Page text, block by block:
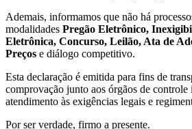
Ademais, informamos que não há
modalidades Pregão Eletrônico,
Eletrônica, Concurso, Leilão, Ata de
Preços e diálogo competitivo.
Esta declaração é emitida para fins de
comprovação junto aos órgãos de controle
atendimento às exigências legais e
Por ser verdade, firmo a presente.